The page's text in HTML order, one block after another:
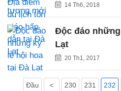
14 Th6, 2018
Độc đáo
Lạt
20 Th1, 2017
Đầu < 230 231 232